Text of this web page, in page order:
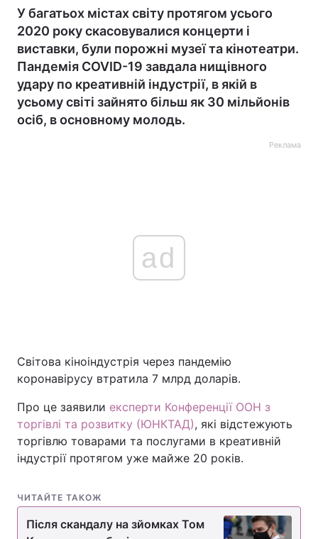
У багатьох містах світу протягом усього
2020 року скасовувалися концерти і
виставки, були порожні музеї та кінотеатри.
Пандемія COVID-19 завдала нищівного
удару по креативній індустрії, в якій в
усьому світі зайнято більш як 30 мільйонів
осіб, в основному молодь.
Реклама
ad
Світова кіноіндустрія через пандемію
коронавірусу втратила 7 млрд доларів.
Про це заявили експерти Конференції ООН з
торгівлі та розвитку (ЮНКТАД), які відстежують
торгівлю товарами та послугами в креативній
індустрії протягом уже майже 20 років.
ЧИТАЙТЕ ТАКОЖ
Після скандалу на зйомках Том